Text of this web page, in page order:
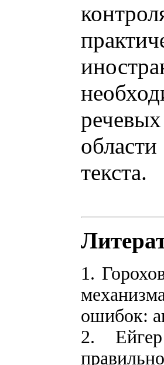
текста.
1.
ошибок:
2.